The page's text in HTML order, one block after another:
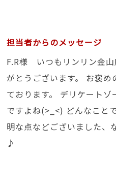
担当者からのメッセージ
F.R様 いつもリンリン金山
がとうございます。 お褒め
ております。 デリケート
ですよね(>_<) どんなこと
明な点などございました、
♪